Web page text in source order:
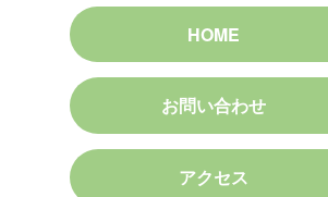
HOME
お問い合わせ
アクセス